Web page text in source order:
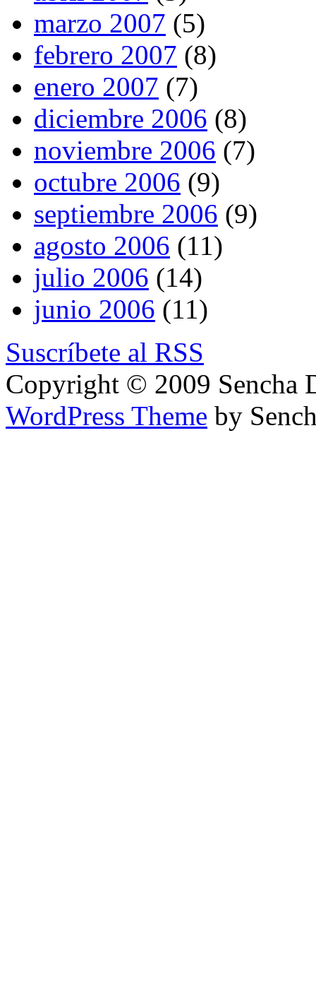
marzo 2007 (5)
febrero 2007 (8)
enero 2007 (7)
diciembre 2006 (8)
noviembre 2006 (7)
octubre 2006 (9)
septiembre 2006 (9)
agosto 2006 (11)
julio 2006 (14)
junio 2006 (11)
Suscríbete al RSS
Copyright © 2009 Sencha
WordPress Theme by